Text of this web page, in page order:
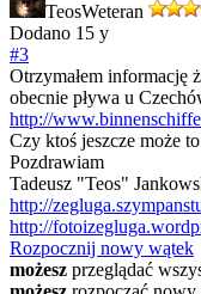
TeosWeteran
Dodano 15 y
#3
Otrzymałem informację
obecnie pływa u
http://
Czy ktoś jeszcze może
Pozdrawiam
Tadeusz "Teos"
http://
http://
Rozpocznij nowy wątek
możesz przeglądać